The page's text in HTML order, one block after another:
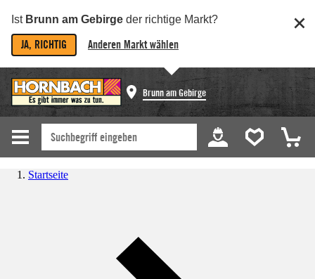
Ist Brunn am Gebirge der richtige Markt?
JA, RICHTIG Anderen Markt wählen
Brunn am Gebirge
Startseite